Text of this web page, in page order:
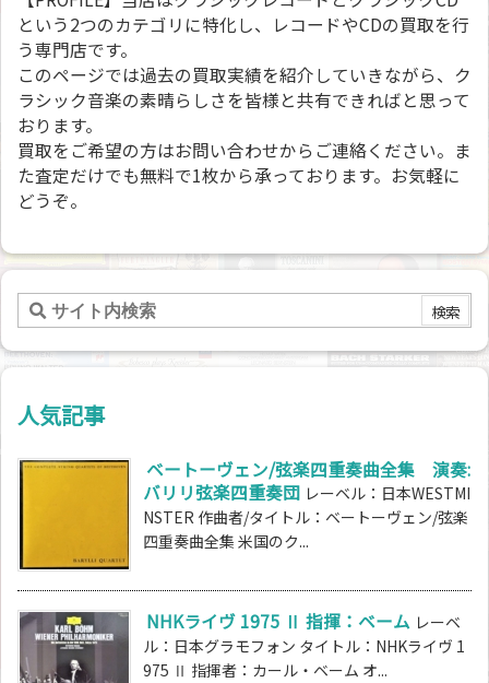
という2つのカテゴリに特化し、レコードやCDの買取を行
う専門店です。
このページでは過去の買取実績を紹介していきながら、ク
ラシック音楽の素晴らしさを皆様と共有できればと思って
おります。
買取をご希望の方はお問い合わせからご連絡ください。ま
た査定だけでも無料で1枚から承っております。お気軽に
どうぞ。
人気記事
ベートーヴェン/弦楽四重奏曲全集 演奏:
バリリ弦楽四重奏団 レーベル：日本WESTMI
NSTER 作曲者/タイトル：ベートーヴェン/弦楽
四重奏曲全集 米国のク...
NHKライヴ 1975 Ⅱ 指揮：ベーム レーベ
ル：日本グラモフォン タイトル：NHKライヴ 1
975 Ⅱ 指揮者：カール・ベーム オ...